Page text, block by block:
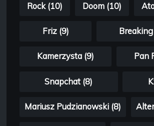
Rock (10) Doom (10)
Friz (9)
Kamerzysta (9) Pan
Snapchat (8)
Mariusz Pudzianowski (8)